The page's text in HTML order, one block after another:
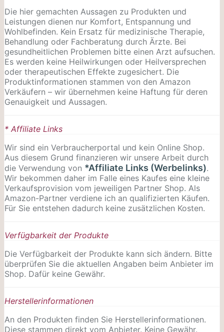
Die hier gemachten Aussagen zu Produkten und
Leistungen dienen nur Komfort, Entspannung und
Wohlbefinden. Kein Ersatz für medizinische Therapie,
Behandlung oder Fachberatung durch Ärzte. Bei
gesundheitlichen Problemen bitte einen Arzt aufsuchen.
Es werden keine Heilwirkungen oder Heilversprechen
oder therapeutischen Effekte zugesichert. Die
Produktinformationen stammen von den Amazon
Verkäufern – wir übernehmen keine Haftung für deren
Genauigkeit und Aussagen.
* Affiliate Links
Wir sind ein Verbraucherportal und kein Online Shop.
Aus diesem Grund finanzieren wir unsere Arbeit durch
die Verwendung von *Affiliate Links (Werbelinks).
Wir bekommen daher im Falle eines Kaufes eine kleine
Verkaufsprovision vom jeweiligen Partner Shop. Als
Amazon-Partner verdiene ich an qualifizierten Käufen.
Für Sie entstehen dadurch keine zusätzlichen Kosten.
Verfügbarkeit der Produkte
Die Verfügbarkeit der Produkte kann sich ändern. Bitte
überprüfen Sie die aktuellen Angaben beim Anbieter im
Shop. Dafür keine Gewähr.
Herstellerinformationen
An den Produkten finden Sie Herstellerinformationen.
Diese stammen direkt vom Anbieter. Keine Gewähr.